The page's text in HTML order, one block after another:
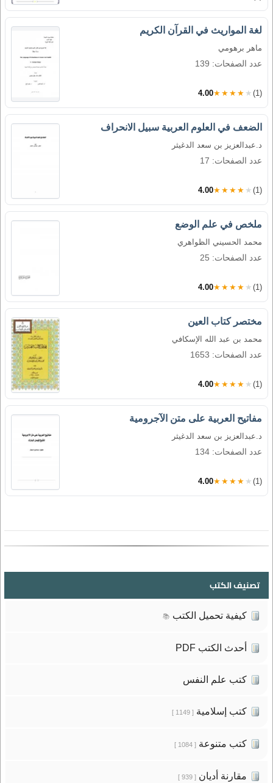
لغة المواريث في القرآن الكريم
ماهر برهومي
عدد الصفحات: 139
4.00★★★★★ (1)
الضعف في العلوم العربية سبيل الانحراف
د.عبدالعزيز بن سعد الدغيثر
عدد الصفحات: 17
4.00★★★★★ (1)
ملخص في علم الوضع
محمد الحسيني الظواهري
عدد الصفحات: 25
4.00★★★★★ (1)
مختصر كتاب العين
محمد بن عبد الله الإسكافي
عدد الصفحات: 1653
4.00★★★★★ (1)
مفاتيح العربية على متن الآجرومية
د.عبدالعزيز بن سعد الدغيثر
عدد الصفحات: 134
4.00★★★★★ (1)
تصنيف الكتب
كيفية تحميل الكتب 📚
أحدث الكتب PDF
كتب علم النفس
كتب إسلامية[ 1149 ]
كتب متنوعة[ 1084 ]
مقارنة أديان[ 939 ]